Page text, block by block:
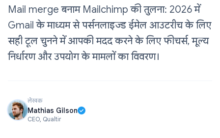
Mail merge बनाम Mailchimp की तुलना: 2026 में
Gmail के माध्यम से पर्सनलाइज्ड ईमेल आउटरीच के लिए
सही टूल चुनने में आपकी मदद करने के लिए फीचर्स, मूल्य
निर्धारण और उपयोग के मामलों का विवरण।
लेखक
Mathias Gilson
CEO, Qualtir